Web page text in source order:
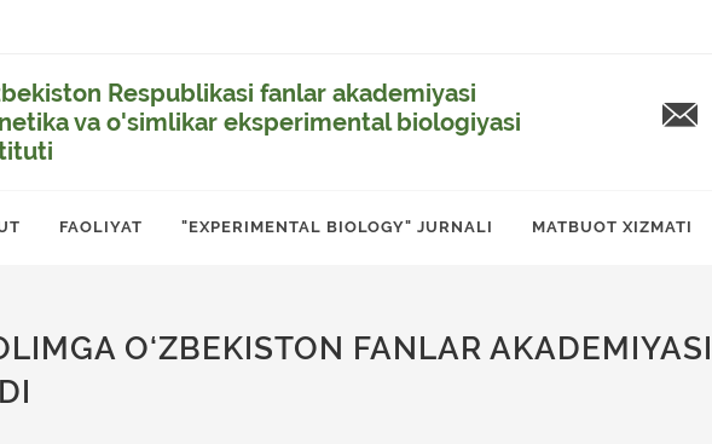
Respublikasi fanlar akademiyasi
va o'simlikar eksperimental biologiyasi
FAOLIYAT "EXPERIMENTAL BIOLOGY" JURNALI MATBUOT XIZMATI
O‘ZBEKISTON FANLAR